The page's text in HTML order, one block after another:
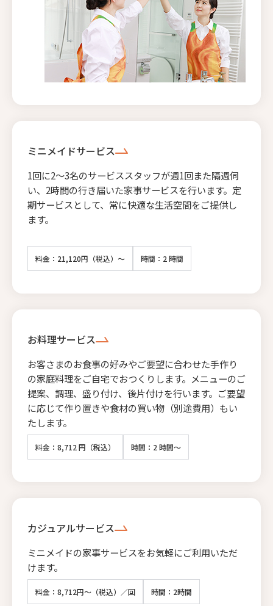
ミニメイドサービス
1回に2〜3名のサービススタッフが週1回また隔週伺
い、2時間の行き届いた家事サービスを行います。定
期サービスとして、常に快適な生活空間をご提供し
ます。
料金：21,120円（税込）～ 時間：2 時間
お料理サービス
お客さまのお食事の好みやご要望に合わせた手作り
の家庭料理をご自宅でおつくりします。メニューのご
提案、調理、盛り付け、後片付けを行います。ご要望
に応じて作り置きや食材の買い物（別途費用）もい
たします。
料金：8,712 円（税込） 時間：2 時間～
カジュアルサービス
ミニメイドの家事サービスをお気軽にご利用いただ
けます。
料金：8,712円～（税込）／回 時間：2時間